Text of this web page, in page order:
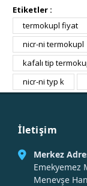
Etiketler :
termokupl fiyat
nicr-ni termokupl
kafalı tip
nicr-ni typ k
İletişim
Merkez
Emekyemez
Menevşe